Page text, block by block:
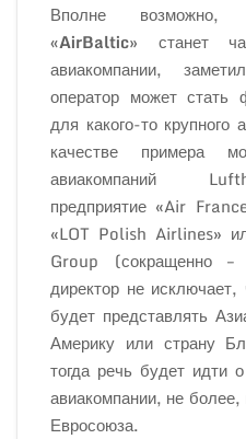
Вполне
«AirBaltic» станет
авиакомпании,
оператор может стать
для какого-то крупного
качестве примера
авиакомпаний
предприятие «Air
«LOT Polish Airlines»
Group (сокращенно –
директор не
будет представлять
Америку или страну
тогда речь будет идти
авиакомпании, не более,
Евросоюза.